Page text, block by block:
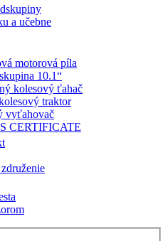
a učebne
motorová píla
10.1“
kolesový ťahač
traktor
vyťahovač
CERTIFICATE